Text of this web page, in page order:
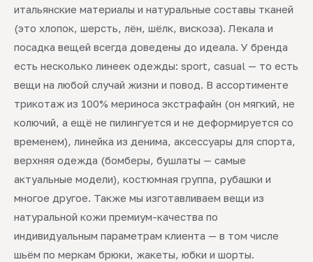
итальянские материалы и натуральные составы тканей
(это хлопок, шерсть, лён, шёлк, вискоза). Лекала и
посадка вещей всегда доведены до идеала. У бренда
есть несколько линеек одежды: sport, casual — то есть
вещи на любой случай жизни и повод. В ассортименте
трикотаж из 100% мериноса экстрафайн (он мягкий, не
колючий, а ещё не пилингуется и не деформируется со
временем), линейка из денима, аксессуары для спорта,
верхняя одежда (бомберы, бушлаты — самые
актуальные модели), костюмная группа, рубашки и
многое другое. Также мы изготавливаем вещи из
натуральной кожи премиум-качества по
индивидуальным параметрам клиента — в том числе
шьём по меркам брюки, жакеты, юбки и шорты.